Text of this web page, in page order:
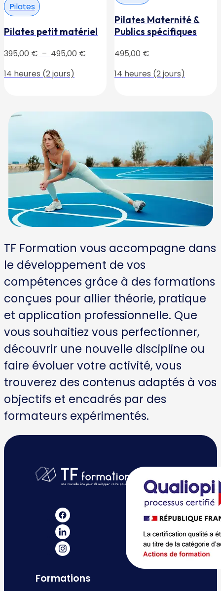
Pilates petit matériel
395,00€–495,00€Plage
395,00 €
14 heures (2 jours)
Pilates Maternité &
Publics spécifiques
495,00€
14 heures (2 jours)
le développement de vos
compétences grâce à des formations
conçues pour allier théorie, pratique
et application professionnelle. Que
vous souhaitiez vous perfectionner,
découvrir une nouvelle discipline ou
faire évoluer votre activité, vous
trouverez des contenus adaptés à vos
objectifs et encadrés par des
formateurs expérimentés.
Formations complètes